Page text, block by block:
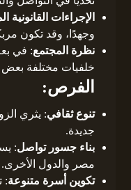
الإجراءات القانونية
وجهدًا، وقد تكون
نظرة المجتمع: في
خلفيات مختلفة بعض
الفرص:
تنوع ثقافي: يثري
جديدة.
بناء جسور تواصل:
مصر والدول الأخرى.
تكوين أسرة متنوعة: